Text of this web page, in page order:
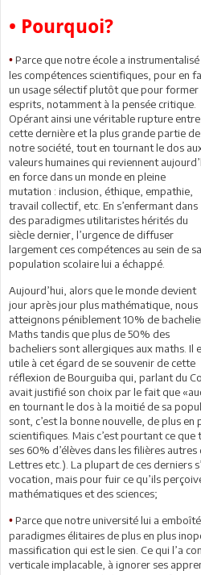
• Pourquoi?
• Parce que notre école a instrumentalisé
les compétences scientifiques, pour en
un usage sélectif plutôt que pour former
esprits, notamment à la pensée critique.
Opérant ainsi une véritable rupture entre
cette dernière et la plus grande partie de
notre société, tout en tournant le dos
valeurs humaines qui reviennent
en force dans un monde en pleine
mutation : inclusion, éthique, empathie,
travail collectif, etc. En s’enfermant dans
des paradigmes utilitaristes hérités du
siècle dernier, l’urgence de diffuser
largement ces compétences au sein de sa
population scolaire lui a échappé.
Aujourd’hui, alors que le monde devient
jour après jour plus mathématique, nous
atteignons péniblement 10% de
Maths tandis que plus de 50% des
bacheliers sont allergiques aux maths. Il
utile à cet égard de se souvenir de cette
réflexion de Bourguiba qui, parlant du
avait justifié son choix par le fait que
en tournant le dos à la moitié de sa
sont, c’est la bonne nouvelle, de plus
scientifiques. Mais c’est pourtant ce
ses 60% d’élèves dans les filières autres
Lettres etc.). La plupart de ces derniers
vocation, mais pour fuir ce qu’ils
mathématiques et des sciences;
• Parce que notre université lui a
paradigmes élitaires de plus en plus
massification qui est le sien. Ce qui l’a
verticale implacable, à ignorer ses